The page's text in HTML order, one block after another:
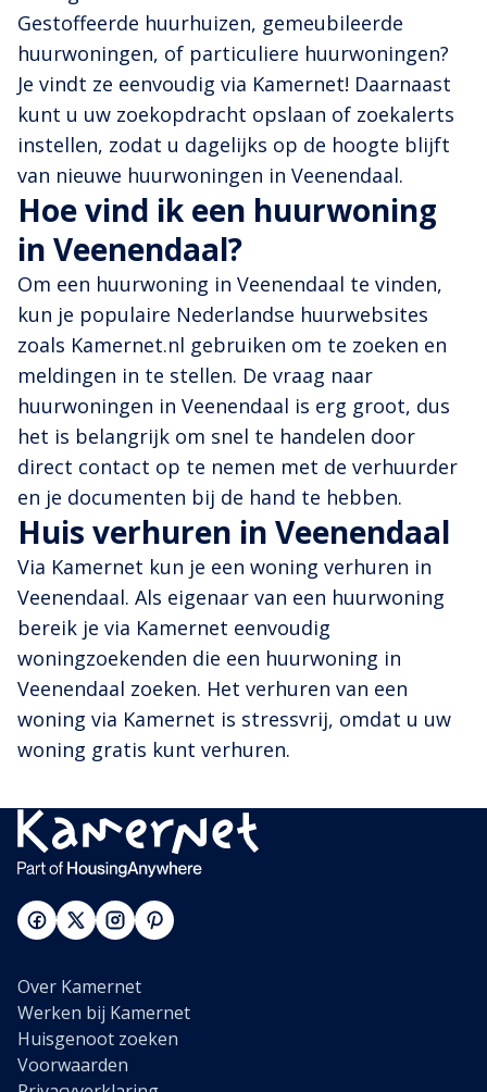
Gestoffeerde huurhuizen, gemeubileerde
huurwoningen, of particuliere huurwoningen?
Je vindt ze eenvoudig via Kamernet! Daarnaast
kunt u uw zoekopdracht opslaan of zoekalerts
instellen, zodat u dagelijks op de hoogte blijft
van nieuwe huurwoningen in Veenendaal.
Hoe vind ik een huurwoning
in Veenendaal?
Om een huurwoning in Veenendaal te vinden,
kun je populaire Nederlandse huurwebsites
zoals Kamernet.nl gebruiken om te zoeken en
meldingen in te stellen. De vraag naar
huurwoningen in Veenendaal is erg groot, dus
het is belangrijk om snel te handelen door
direct contact op te nemen met de verhuurder
en je documenten bij de hand te hebben.
Huis verhuren in Veenendaal
Via Kamernet kun je een woning verhuren in
Veenendaal. Als eigenaar van een huurwoning
bereik je via Kamernet eenvoudig
woningzoekenden die een huurwoning in
Veenendaal zoeken. Het verhuren van een
woning via Kamernet is stressvrij, omdat u uw
woning gratis kunt verhuren.
Over Kamernet
Werken bij Kamernet
Huisgenoot zoeken
Voorwaarden